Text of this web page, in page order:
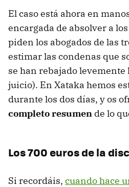
El caso está ahora en
encargada de absolver a
piden los abogados de las
estimar las condenas que
se han rebajado levemente
juicio). En Xataka hemos
durante los dos días, y os
completo resumen de lo
Los 700 euros de la
Si recordáis, cuando hace